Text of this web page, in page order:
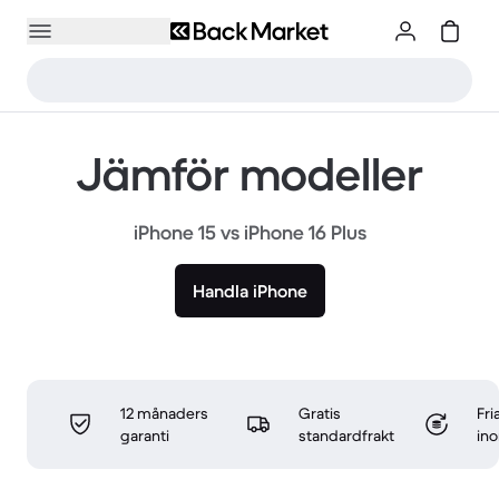
Jämför modeller
iPhone 15 vs iPhone 16 Plus
Handla iPhone
12 månaders
garanti
Gratis
standardfrakt